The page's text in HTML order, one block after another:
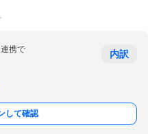
携で 内訳
して確認